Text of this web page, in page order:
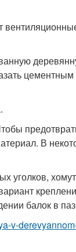
цементным
В
уголков,
балок в
v-